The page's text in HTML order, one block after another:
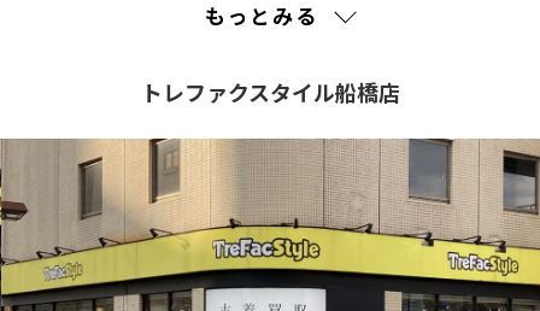
2020(362)
2019(301)
2018(269)
もっとみる
トレファクスタイル船橋店